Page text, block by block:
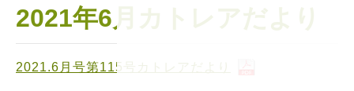
2021年6月カトレアだより
2021.6月号第115号カトレアだより